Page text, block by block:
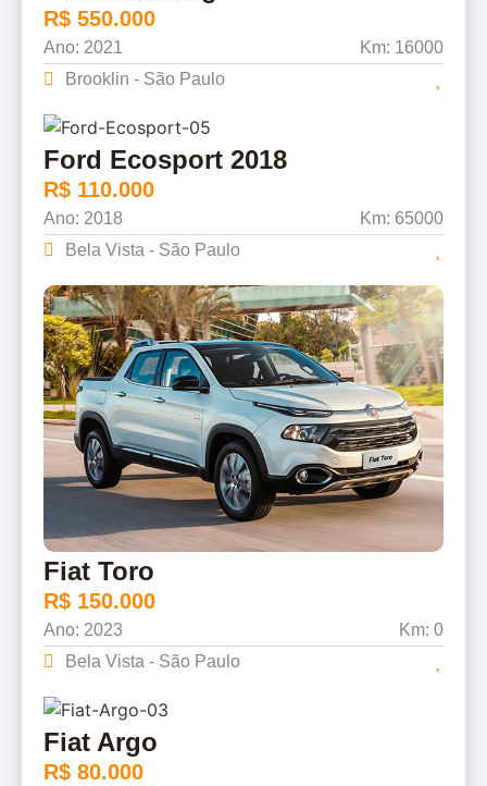
R$ 550.000
Ano: 2021
Km: 16000
Brooklin - São Paulo
Ford Ecosport 2018
R$ 110.000
Ano: 2018
Km: 65000
Bela Vista - São Paulo
Fiat Toro
R$ 150.000
Ano: 2023
Km: 0
Bela Vista - São Paulo
Fiat Argo
R$ 80.000